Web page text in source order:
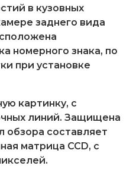
в кузовных
заднего вида
номерного знака, по
при установке
картинку, с
линий. Защищена
обзора составляет
матрица CCD, с